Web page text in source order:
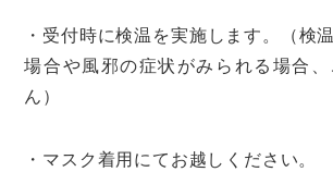
・受付時に検温を実施します。（検
場合や風邪の症状がみられる場合
ん）
・マスク着用にてお越しください。